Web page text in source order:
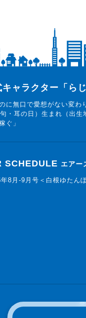
ャラクター「らじ
に無口で愛想がない変わ
・耳の日）生まれ（出生
ぐ」
SCHEDULE エアー
8月-9月号＜白根ゆたん
☎